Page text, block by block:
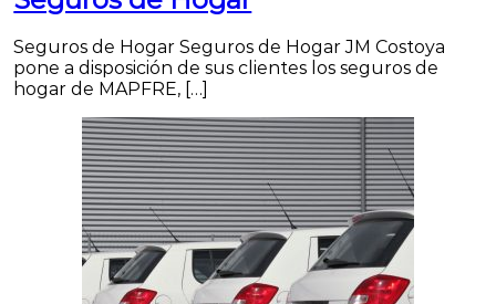
Seguros de Hogar Seguros de Hogar JM Costoya
pone a disposición de sus clientes los seguros de
hogar de MAPFRE, […]